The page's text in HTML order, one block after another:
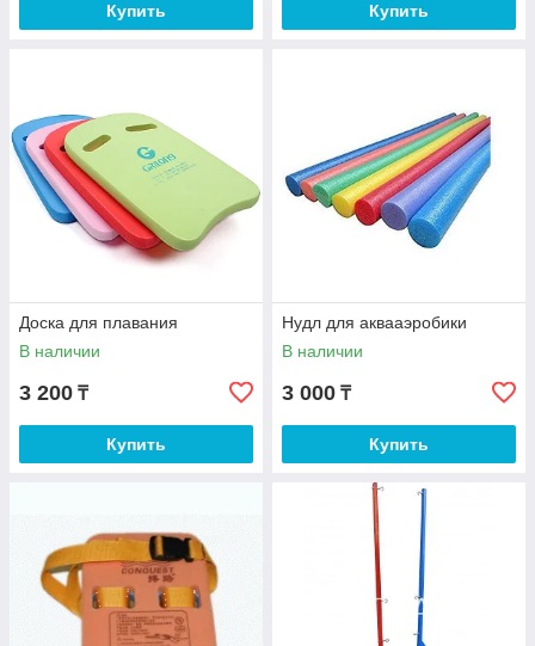
Купить Купить
Доска для плавания
В наличии
3 200 ₸
Купить
Нудл для аквааэробики
В наличии
3 000 ₸
Купить